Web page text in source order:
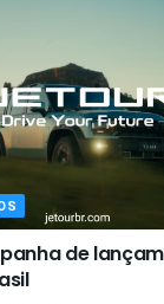
de